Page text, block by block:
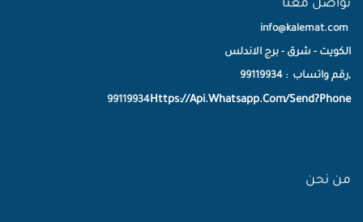
تواصل معنا
info@kalemat.com
الكويت - شرق - برج الاندلس
,رقم واتساب : 99119934
Https://Api.Whatsapp.Com/Send?Phone
99119934
من نحن